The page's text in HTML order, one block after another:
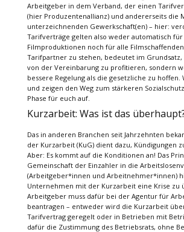
Arbeitgeber in dem Verband, der einen
(hier Produzentenallianz) und andererseits die
unterzeichnenden Gewerkschaft(en) – hier:
Tarifverträge gelten also weder automatisch für
Filmproduktionen noch für alle
Tarifpartner zu stehen, bedeutet im
von der Vereinbarung zu profitieren, sondern
bessere Regelung als die gesetzliche zu
und zeigen den Weg zum stärkeren
Phase für euch auf.
Kurzarbeit: Was ist das
Das in anderen Branchen seit Jahrzehnten
der Kurzarbeit (KuG) dient dazu, Kündigungen
Aber: Es kommt auf die Konditionen an! Das
Gemeinschaft der Einzahler in die
(Arbeitgeber*innen und Arbeitnehmer*innen)
Unternehmen mit der Kurzarbeit eine Krise zu
Arbeitgeber muss dafür bei der Agentur für
beantragen – entweder wird die Kurzarbeit
Tarifvertrag geregelt oder in Betrieben mit
dafür die Zustimmung des Betriebsrats, ohne